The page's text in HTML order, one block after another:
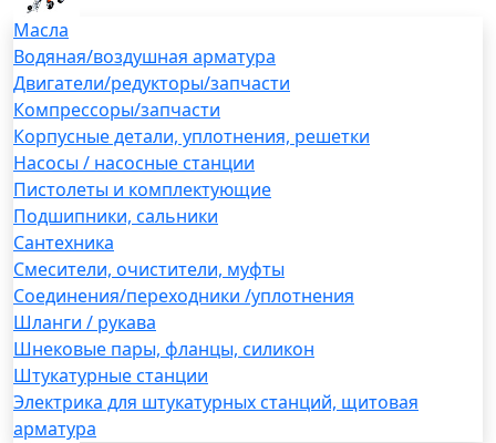
Масла
Водяная/воздушная арматура
Двигатели/редукторы/запчасти
Компрессоры/запчасти
Корпусные детали, уплотнения, решетки
Насосы / насосные станции
Пистолеты и комплектующие
Подшипники, сальники
Сантехника
Смесители, очистители, муфты
Соединения/переходники /уплотнения
Шланги / рукава
Шнековые пары, фланцы, силикон
Штукатурные станции
Электрика для штукатурных станций, щитовая
арматура